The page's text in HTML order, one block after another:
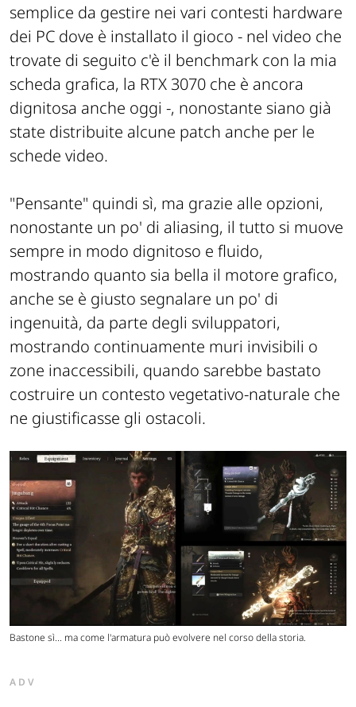
semplice da gestire nei vari contesti hardware
dei PC dove è installato il gioco - nel video che
trovate di seguito c'è il benchmark con la mia
scheda grafica, la RTX 3070 che è ancora
dignitosa anche oggi -, nonostante siano già
state distribuite alcune patch anche per le
schede video.
"Pensante" quindi sì, ma grazie alle opzioni,
nonostante un po' di aliasing, il tutto si muove
sempre in modo dignitoso e fluido,
mostrando quanto sia bella il motore grafico,
anche se è giusto segnalare un po' di
ingenuità, da parte degli sviluppatori,
mostrando continuamente muri invisibili o
zone inaccessibili, quando sarebbe bastato
costruire un contesto vegetativo-naturale che
ne giustificasse gli ostacoli.
Bastone sì... ma come l'armatura può evolvere nel corso della storia.
ADV